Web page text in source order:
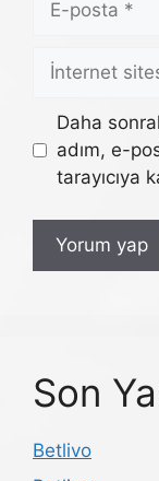
posta
İnternet
Daha
adım, e-
tarayıcıya
Son
Betlivo